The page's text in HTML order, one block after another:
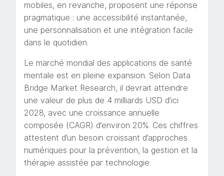
mobiles, en revanche, proposent une réponse
pragmatique : une accessibilité instantanée,
une personnalisation et une intégration facile
dans le quotidien.
Le marché mondial des applications de santé
mentale est en pleine expansion. Selon Data
Bridge Market Research, il devrait atteindre
une valeur de plus de 4 milliards USD d’ici
2028, avec une croissance annuelle
composée (CAGR) d’environ 20%. Ces chiffres
attestent d’un besoin croissant d’approches
numériques pour la prévention, la gestion et la
thérapie assistée par technologie.